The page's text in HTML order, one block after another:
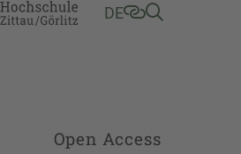
DE
Open Access